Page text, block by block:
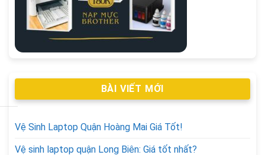
BÀI VIẾT MỚI
Vệ Sinh Laptop Quận Hoàng Mai Giá Tốt!
Vệ sinh laptop quận Long Biên: Giá tốt nhất?